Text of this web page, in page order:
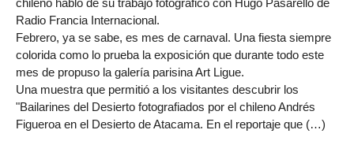
Radio Francia Internacional.
Febrero, ya se sabe, es mes de carnaval. Una fiesta siempre
colorida como lo prueba la exposición que durante todo este
mes de propuso la galería parisina Art Ligue.
Una muestra que permitió a los visitantes descubrir los
"Bailarines del Desierto fotografiados por el chileno Andrés
Figueroa en el Desierto de Atacama. En el reportaje que (…)